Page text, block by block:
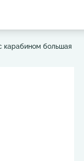
карабином большая